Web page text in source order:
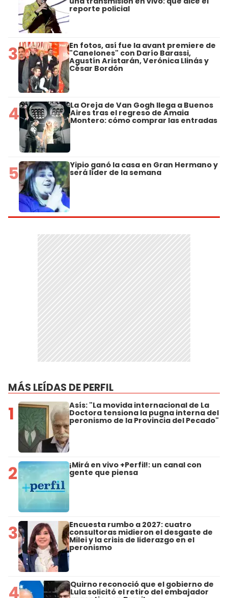
reporte policial
3 En fotos, así fue la avant premiere de
"Canelones" con Darío Barassi,
Agustín Aristarán, Verónica Llinás y
César Bordón
4 La Oreja de Van Gogh llega a Buenos
Aires tras el regreso de Amaia
Montero: cómo comprar las entradas
5 Yipio ganó la casa en Gran Hermano y
será líder de la semana
MÁS LEÍDAS DE PERFIL
1 Asís: "La movida internacional de La
Doctora tensiona la pugna interna del
peronismo de la Provincia del Pecado"
2 ¡Mirá en vivo +Perfil!: un canal con
gente que piensa
3 Encuesta rumbo a 2027: cuatro
consultoras midieron el desgaste de
Milei y la crisis de liderazgo en el
peronismo
4 Quirno reconoció que el gobierno de
Lula solicitó el retiro del embajador